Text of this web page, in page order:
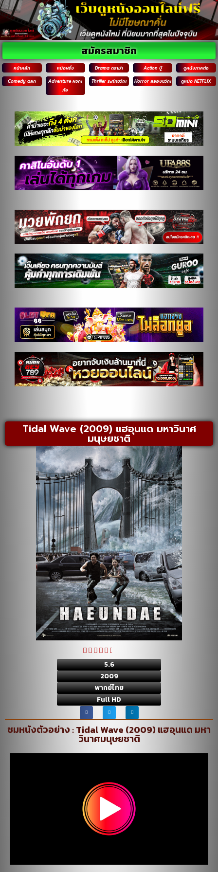
หน้าหลัก หนังฝรั่ง Drama ดราม่า Action บู๊
ดูหนังภาคต่อ
Comedy ตลก
Adventure ผจญ
ภัย
Thriller ระทึกขวัญ Horror สยองขวัญ ดูหนัง NETFLIX
สมัครสมาชิก
Tidal Wave (2009) แฮอุนแด มหาวินาศ
มนุษยชาติ
5.6
2009
พากย์ไทย
Full HD
ชมหนังตัวอย่าง : Tidal Wave (2009) แฮอุนแด มหา
วินาศมนุษยชาติ